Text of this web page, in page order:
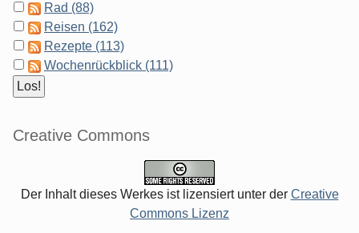
Rad (88)
Reisen (162)
Rezepte (113)
Wochenrückblick (111)
Creative Commons
Der Inhalt dieses Werkes ist lizensiert unter der Creative
Commons Lizenz